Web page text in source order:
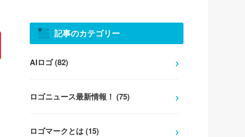
記事のカテゴリー
AIロゴ (82)
ロゴニュース最新情報！ (75)
ロゴマークとは (15)